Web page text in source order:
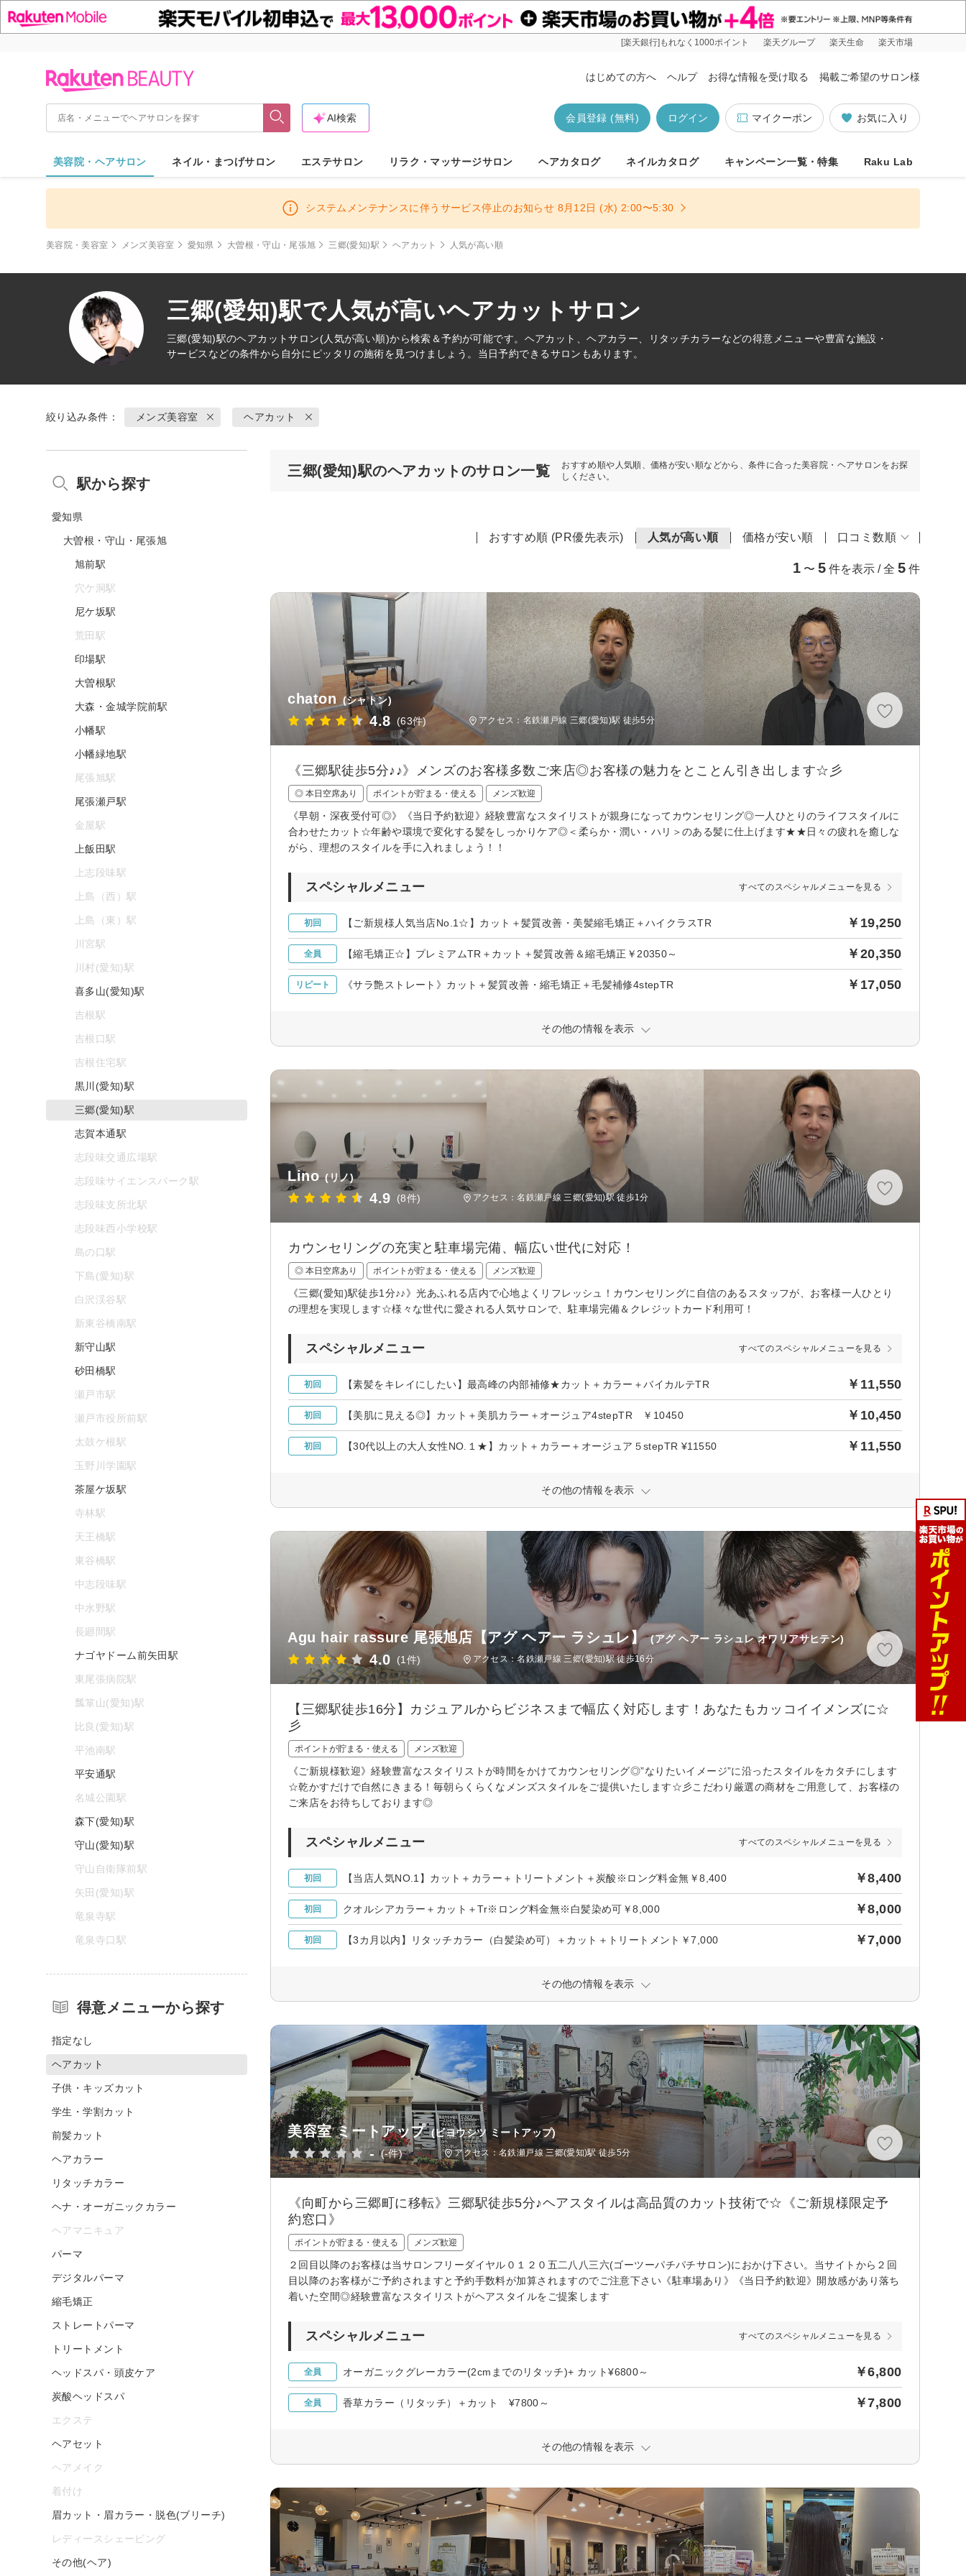
[楽天銀行]もれなく1000ポイント 楽天グループ 楽天生命 楽天市場
はじめての方へ ヘルプ お得な情報を受け取る 掲載ご希望のサロン様
お気に入り
マイクーポン
ログイン
会員登録 (無料)
AI検索
美容院・ヘアサロン ネイル・まつげサロン エステサロン リラク・マッサージサロン ヘアカタログ ネイルカタログ キャンペーン一覧・特集 Raku Lab
システムメンテナンスに伴うサービス停止のお知らせ 8月12日 (水) 2:00〜5:30
美容院・美容室 メンズ美容室 愛知県 大曽根・守山・尾張旭 三郷(愛知)駅 ヘアカット 人気が高い順
三郷(愛知)駅で人気が高いヘアカットサロン
三郷(愛知)駅のヘアカットサロン(人気が高い順)から検索＆予約が可能です。ヘアカット、ヘアカラー、リタッチカラーなどの得意メニューや豊富な施設・
サービスなどの条件から自分にピッタリの施術を見つけましょう。当日予約できるサロンもあります。
絞り込み条件： メンズ美容室 ヘアカット
三郷(愛知)駅のヘアカットのサロン一覧
おすすめ順や人気順、価格が安い順などから、条件に合った美容院・ヘアサロンをお探
しください。
おすすめ順 (PR優先表示) 人気が高い順 価格が安い順 口コミ数順
1 〜 5 件を表示 / 全 5 件
chaton (シャトン)
4.8 (63件) アクセス：名鉄瀬戸線 三郷(愛知)駅 徒歩5分
《三郷駅徒歩5分♪♪》メンズのお客様多数ご来店◎お客様の魅力をとことん引き出します☆彡
◎ 本日空席あり ポイントが貯まる・使える メンズ歓迎
《早朝・深夜受付可◎》《当日予約歓迎》経験豊富なスタイリストが親身になってカウンセリング◎一人ひとりのライフスタイルに
合わせたカット☆年齢や環境で変化する髪をしっかりケア◎＜柔らか・潤い・ハリ＞のある髪に仕上げます★★日々の疲れを癒しな
がら、理想のスタイルを手に入れましょう！！
スペシャルメニュー すべてのスペシャルメニューを見る
初回 【ご新規様人気当店No.1☆】カット＋髪質改善・美髪縮毛矯正＋ハイクラスTR ￥19,250
全員 【縮毛矯正☆】プレミアムTR＋カット＋髪質改善＆縮毛矯正￥20350～ ￥20,350
リピート 《サラ艶ストレート》カット＋髪質改善・縮毛矯正＋毛髪補修4stepTR ￥17,050
その他の情報を表示
Lino (リノ)
4.9 (8件) アクセス：名鉄瀬戸線 三郷(愛知)駅 徒歩1分
カウンセリングの充実と駐車場完備、幅広い世代に対応！
◎ 本日空席あり ポイントが貯まる・使える メンズ歓迎
《三郷(愛知)駅徒歩1分♪♪》光あふれる店内で心地よくリフレッシュ！カウンセリングに自信のあるスタッフが、お客様一人ひとり
の理想を実現します☆様々な世代に愛される人気サロンで、駐車場完備＆クレジットカード利用可！
スペシャルメニュー すべてのスペシャルメニューを見る
初回 【素髪をキレイにしたい】最高峰の内部補修★カット＋カラー＋バイカルテTR ￥11,550
初回 【美肌に見える◎】カット＋美肌カラー＋オージュア4stepTR ￥10450 ￥10,450
初回 【30代以上の大人女性NO.１★】カット＋カラー＋オージュア５stepTR ¥11550 ￥11,550
その他の情報を表示
Agu hair rassure 尾張旭店【アグ ヘアー ラシュレ】 (アグ ヘアー ラシュレ オワリアサヒテン)
4.0 (1件) アクセス：名鉄瀬戸線 三郷(愛知)駅 徒歩16分
【三郷駅徒歩16分】カジュアルからビジネスまで幅広く対応します！あなたもカッコイイメンズに☆
彡
ポイントが貯まる・使える メンズ歓迎
《ご新規様歓迎》経験豊富なスタイリストが時間をかけてカウンセリング◎”なりたいイメージ”に沿ったスタイルをカタチにします
☆乾かすだけで自然にきまる！毎朝らくらくなメンズスタイルをご提供いたします☆彡こだわり厳選の商材をご用意して、お客様の
ご来店をお待ちしております◎
スペシャルメニュー すべてのスペシャルメニューを見る
初回 【当店人気NO.1】カット＋カラー＋トリートメント＋炭酸※ロング料金無￥8,400 ￥8,400
初回 クオルシアカラー＋カット＋Tr※ロング料金無※白髪染め可￥8,000 ￥8,000
初回 【3カ月以内】リタッチカラー（白髪染め可）＋カット＋トリートメント￥7,000 ￥7,000
その他の情報を表示
美容室 ミートアップ (ビヨウシツ ミートアップ)
- (-件) アクセス：名鉄瀬戸線 三郷(愛知)駅 徒歩5分
《向町から三郷町に移転》三郷駅徒歩5分♪ヘアスタイルは高品質のカット技術で☆《ご新規様限定予
約窓口》
ポイントが貯まる・使える メンズ歓迎
２回目以降のお客様は当サロンフリーダイヤル０１２０五二八八三六(ゴーツーパチパチサロン)におかけ下さい。当サイトから２回
目以降のお客様がご予約されますと予約手数料が加算されますのでご注意下さい《駐車場あり》《当日予約歓迎》開放感があり落ち
着いた空間◎経験豊富なスタイリストがヘアスタイルをご提案します
スペシャルメニュー すべてのスペシャルメニューを見る
全員 オーガニックグレーカラー(2cmまでのリタッチ)+ カット¥6800～ ￥6,800
全員 香草カラー（リタッチ）＋カット ¥7800～ ￥7,800
その他の情報を表示
駅から探す
愛知県
大曽根・守山・尾張旭
旭前駅
穴ケ洞駅
尼ケ坂駅
荒田駅
印場駅
大曽根駅
大森・金城学院前駅
小幡駅
小幡緑地駅
尾張旭駅
尾張瀬戸駅
金屋駅
上飯田駅
上志段味駅
上島（西）駅
上島（東）駅
川宮駅
川村(愛知)駅
喜多山(愛知)駅
吉根駅
吉根口駅
吉根住宅駅
黒川(愛知)駅
三郷(愛知)駅
志賀本通駅
志段味交通広場駅
志段味サイエンスパーク駅
志段味支所北駅
志段味西小学校駅
島の口駅
下島(愛知)駅
白沢渓谷駅
新東谷橋南駅
新守山駅
砂田橋駅
瀬戸市駅
瀬戸市役所前駅
太鼓ケ根駅
玉野川学園駅
茶屋ケ坂駅
寺林駅
天王橋駅
東谷橋駅
中志段味駅
中水野駅
長廻間駅
ナゴヤドーム前矢田駅
東尾張病院駅
瓢箪山(愛知)駅
比良(愛知)駅
平池南駅
平安通駅
名城公園駅
森下(愛知)駅
守山(愛知)駅
守山自衛隊前駅
矢田(愛知)駅
竜泉寺駅
竜泉寺口駅
得意メニューから探す
指定なし
ヘアカット
子供・キッズカット
学生・学割カット
前髪カット
ヘアカラー
リタッチカラー
ヘナ・オーガニックカラー
ヘアマニキュア
パーマ
デジタルパーマ
縮毛矯正
ストレートパーマ
トリートメント
ヘッドスパ・頭皮ケア
炭酸ヘッドスパ
エクステ
ヘアセット
ヘアメイク
着付け
眉カット・眉カラー・脱色(ブリーチ)
レディースシェービング
その他(ヘア)